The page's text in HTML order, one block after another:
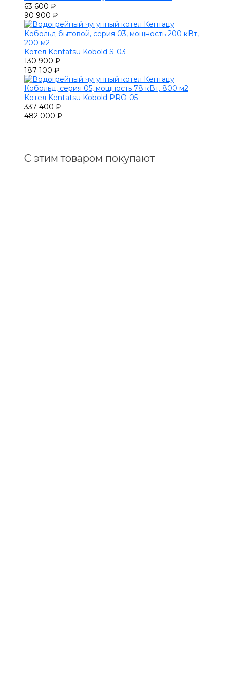
63 600 ₽
90 900 ₽
Котел Kentatsu Kobold S-03
130 900 ₽
187 100 ₽
Котел Kentatsu Kobold PRO-05
337 400 ₽
482 000 ₽
С этим товаром покупают